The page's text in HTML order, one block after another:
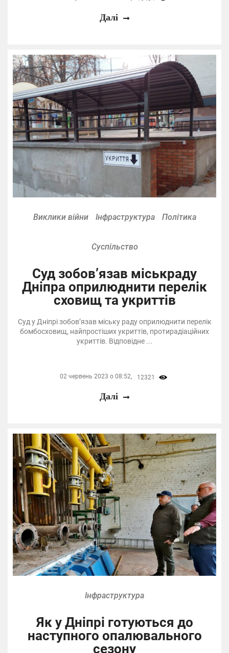
Далі
Виклики війни Інфраструктура Політика
Суспільство
Суд зобов’язав міськраду
Дніпра оприлюднити перелік
сховищ та укриттів
Суд у Дніпрі зобов’язав міську раду оприлюднити перелік
бомбосховищ, найпростіших укриттів, протирадіаційних
укриттів. Відповідне ...
02 червень 2023 о 08:52, 12321
Далі
Інфраструктура
Як у Дніпрі готуються до
наступного опалювального
сезону